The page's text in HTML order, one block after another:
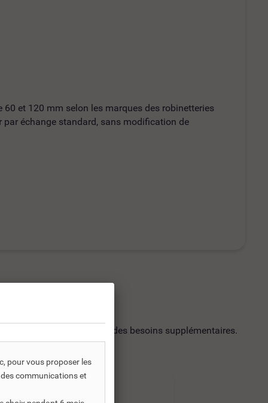
et 120 mm selon les marques des robinetteries
par échange standard, sans modification de
soit répondre à des besoins supplémentaires.
pour vous proposer les
communications et